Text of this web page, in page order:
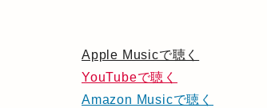
Apple Musicで聴く
YouTubeで聴く
Amazon Musicで聴く